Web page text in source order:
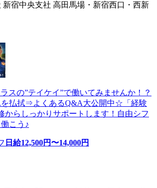
新宿中央支社 高田馬場・新宿西口・西新
スの”テイケイ”で働いてみませんか！？
を払拭⇒よくあるQ&A大公開中☆「経験
らしっかりサポートします！自由シフ
こう♪
日給12,500円〜14,000円